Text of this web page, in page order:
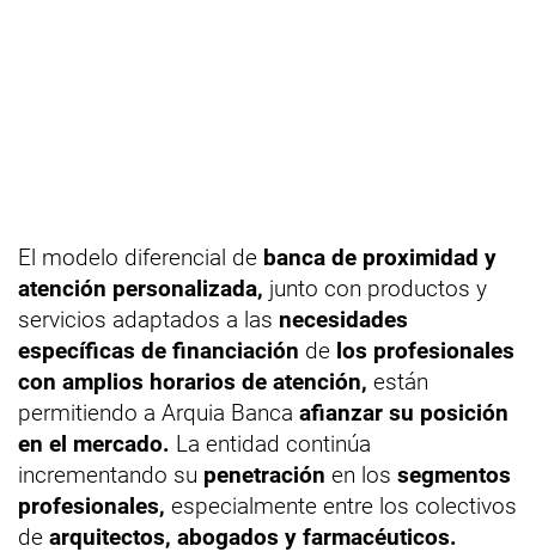
El modelo diferencial de banca de proximidad y
atención personalizada, junto con productos y
servicios adaptados a las necesidades
específicas de financiación de los profesionales
con amplios horarios de atención, están
permitiendo a Arquia Banca afianzar su posición
en el mercado. La entidad continúa
incrementando su penetración en los segmentos
profesionales, especialmente entre los colectivos
de arquitectos, abogados y farmacéuticos.